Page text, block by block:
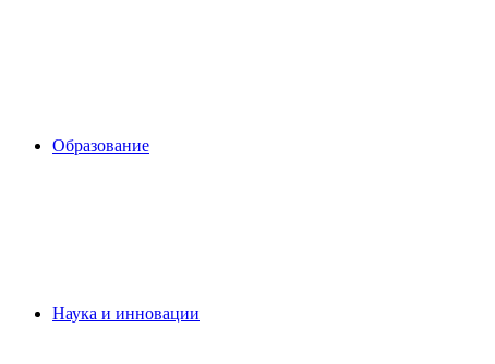
Образование
Наука и инновации